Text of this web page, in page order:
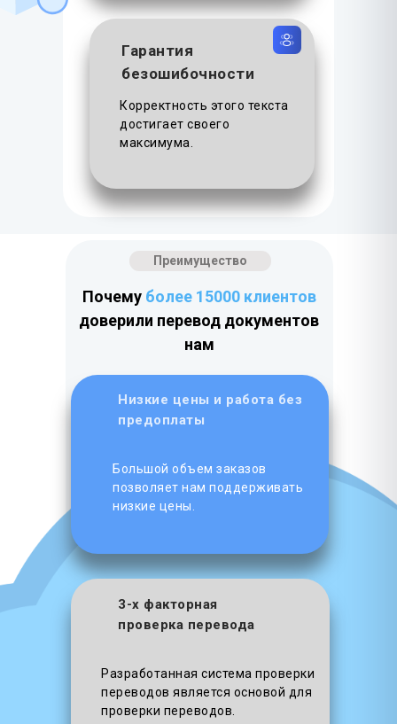
Гарантия
безошибочности
Корректность этого текста
достигает своего
максимума.
Низкие цены и работа без
предоплаты
3-х факторная
проверка перевода
Разработанная система проверки
переводов является основой для
проверки переводов.
Преимущество
Почему более 15000 клиентов
доверили перевод документов
нам
Большой объем заказов
позволяет нам поддерживать
низкие цены.